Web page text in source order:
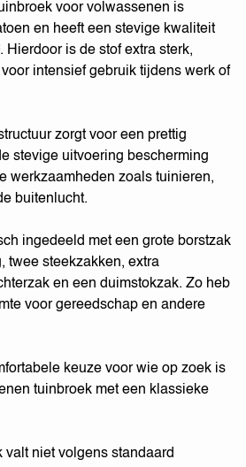
voor volwassenen is
en heeft een stevige kwaliteit
Hierdoor is de stof extra sterk,
intensief gebruik tijdens werk of
zorgt voor een prettig
stevige uitvoering bescherming
werkzaamheden zoals tuinieren,
buitenlucht.
ingedeeld met een grote borstzak
twee steekzakken, extra
en een duimstokzak. Zo heb
voor gereedschap en andere
keuze voor wie op zoek is
tuinbroek met een klassieke
valt niet volgens standaard